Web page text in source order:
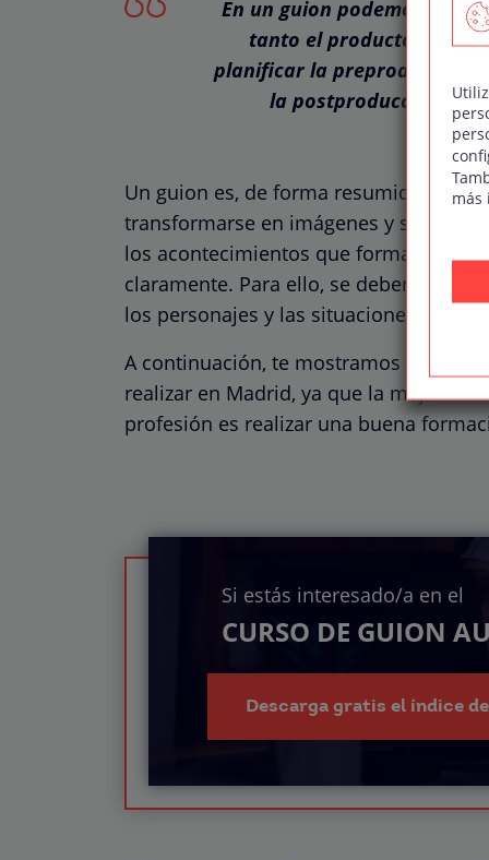
En un guion podemos
tanto el productor como
planificar la preproducción,
la postproducción de
Un guion es, de forma resumida, un
transformarse en imágenes y sonido.
los acontecimientos que forman una
claramente. Para ello, se deben
los personajes y las situaciones que se
A continuación, te mostramos el mejor
realizar en Madrid, ya que la mejor
profesión es realizar una buena
Si estás interesado/a en el
CURSO DE GUION
Descarga gratis el índice
más